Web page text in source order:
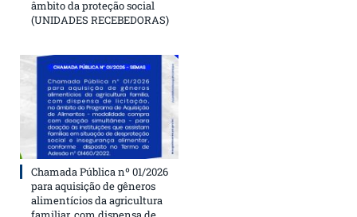
âmbito da proteção social
(UNIDADES RECEBEDORAS)
Chamada Pública nº 01/2026
para aquisição de gêneros
alimentícios da agricultura